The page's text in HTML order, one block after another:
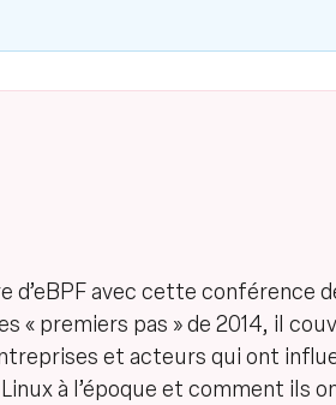
d’eBPF avec cette conférence
« premiers pas » de 2014, il
et acteurs qui ont
à l’époque et comment ils